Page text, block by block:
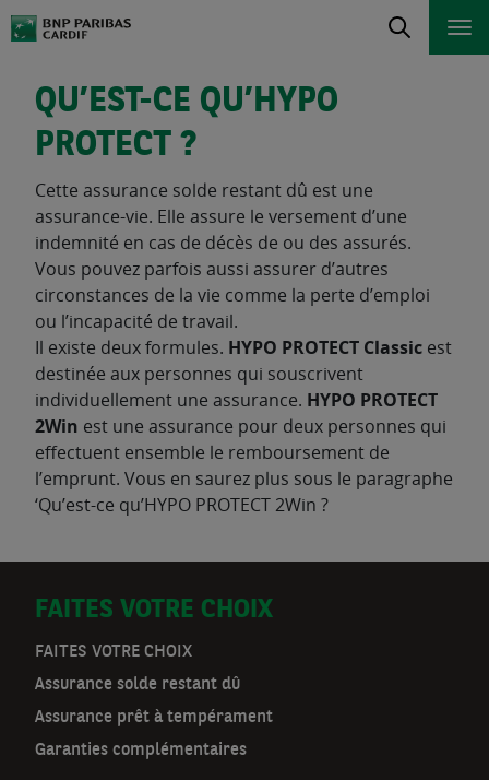
QU’EST-CE QU’HYPO
PROTECT ?
Cette assurance solde restant dû est une
assurance-vie. Elle assure le versement d’une
indemnité en cas de décès de ou des assurés.
Vous pouvez parfois aussi assurer d’autres
circonstances de la vie comme la perte d’emploi
ou l’incapacité de travail.
Il existe deux formules. HYPO PROTECT Classic est
destinée aux personnes qui souscrivent
individuellement une assurance. HYPO PROTECT
2Win est une assurance pour deux personnes qui
effectuent ensemble le remboursement de
l’emprunt. Vous en saurez plus sous le paragraphe
‘Qu’est-ce qu’HYPO PROTECT 2Win ?
D
o
o
r
FAITES VOTRE CHOIX
FAITES VOTRE CHOIX
Assurance solde restant dû
Assurance prêt à tempérament
Garanties complémentaires